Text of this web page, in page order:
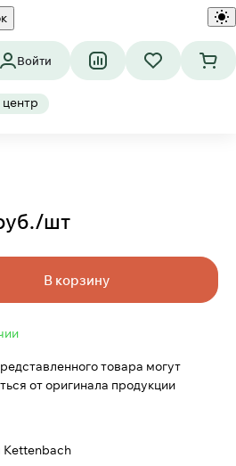
Войти
шт
В корзину
товара могут
от оригинала продукции
Kettenbach